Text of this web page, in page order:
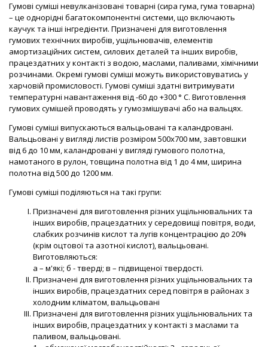
Гумові суміші невулканізовані товарні (сира гума, гума товарна)
– це однорідні багатокомпонентні системи, що включають
каучук та інші інгредієнти. Призначені для виготовлення
гумових технічних виробів, ущільнювачів, елементів
амортизаційних систем, силових деталей та інших виробів,
працездатних у контакті з водою, маслами, паливами, хімічними
розчинами. Окремі гумові суміші можуть використовуватись у
харчовій промисловості. Гумові суміші здатні витримувати
температурні навантаження від -60 до +300 ° C. Виготовлення
гумових сумішей проводять у гумозмішувачі або на вальцях.
Гумові суміші випускаються вальцьовані та каландровані.
Вальцьовані у вигляді листів розміром 500х700 мм, завтовшки
від 6 до 10 мм, каландровані у вигляді гумового полотна,
намотаного в рулон, товщина полотна від 1 до 4 мм, ширина
полотна від 500 до 1200 мм.
Гумові суміші поділяються на такі групи:
Призначені для виготовлення різних ущільнювальних та
інших виробів, працездатних у середовищі повітря, води,
слабких розчинів кислот та лугів концентрацією до 20%
(крім оцтової та азотної кислот), вальцьовані.
Виготовляються:
а – м'які; б - тверді; в – підвищеної твердості.
Призначені для виготовлення різних ущільнювальних та
інших виробів, працездатних серед повітря в районах з
холодним кліматом, вальцьовані
Призначені для виготовлення різних ущільнювальних та
інших виробів, працездатних у контакті з маслами та
паливом, вальцьовані.